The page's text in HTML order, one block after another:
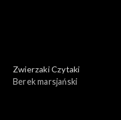
Zwierzaki Czytaki
Berek marsjański